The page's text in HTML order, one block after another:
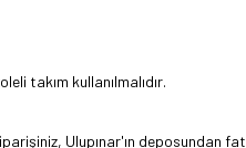
takım kullanılmalıdır.
Ulupınar'ın deposundan